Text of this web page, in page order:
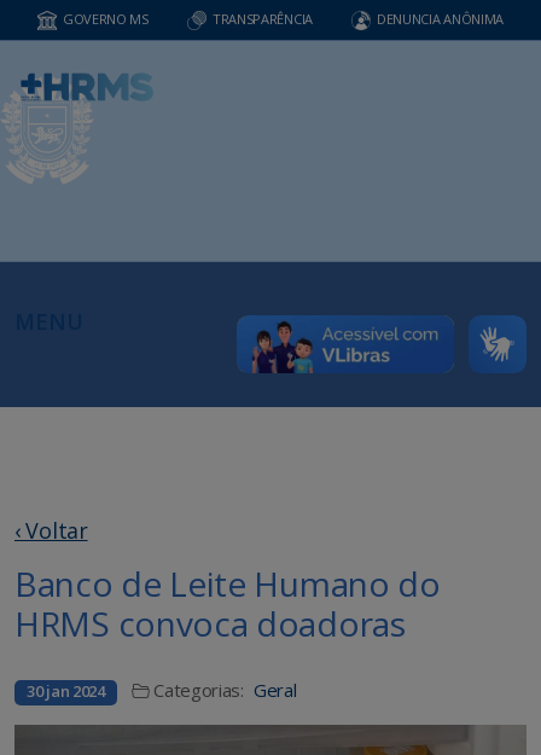
GOVERNO MS TRANSPARÊNCIA DENUNCIA ANÔNIMA
‹ Voltar
Banco de Leite Humano do
HRMS convoca doadoras
30 jan 2024 Categorias: Geral